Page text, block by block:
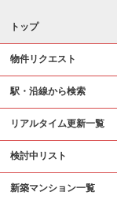
トップ
物件リクエスト
駅・沿線から検索
リアルタイム更新一覧
検討中リスト
新築マンション一覧